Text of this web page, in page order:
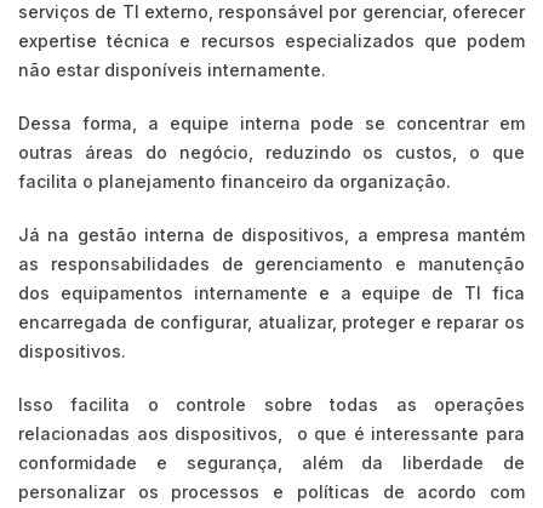
serviços de TI externo, responsável por gerenciar, oferecer
expertise técnica e recursos especializados que podem
não estar disponíveis internamente.
Dessa forma, a equipe interna pode se concentrar em
outras áreas do negócio, reduzindo os custos, o que
facilita o planejamento financeiro da organização.
Já na gestão interna de dispositivos, a empresa mantém
as responsabilidades de gerenciamento e manutenção
dos equipamentos internamente e a equipe de TI fica
encarregada de configurar, atualizar, proteger e reparar os
dispositivos.
Isso facilita o controle sobre todas as operações
relacionadas aos dispositivos, o que é interessante para
conformidade e segurança, além da liberdade de
personalizar os processos e políticas de acordo com